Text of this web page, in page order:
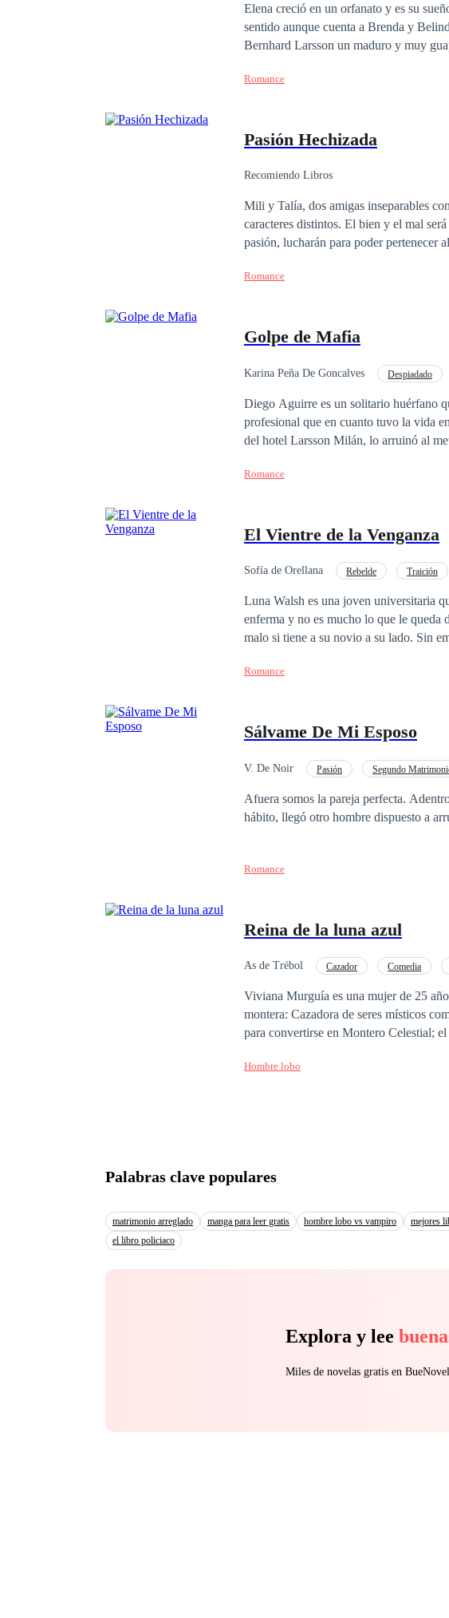
Elena creció en un orfanato y es su
sentido aunque cuenta a Brenda y
Bernhard Larsson un maduro y muy
apuesto arquitecto y ella no podrá
Romance
Pasión Hechizada
Recomiendo Libros
Mili y Talía, dos amigas inseparables con sueños y
caracteres distintos. El bien y el mal será el detonante de esta novela, donde ambas, sumergidas por una misma
pasión, lucharán para poder pertenecer al
pasión hechizada.
Romance
Golpe de Mafia
Karina Peña De Goncalves Despiadado
Diego Aguirre es un solitario huérfano
profesional que en cuanto tuvo la vida
del hotel Larsson Milán, lo arruinó al
millonaria, hermosa y valiente que ha
no todo lo que brilla es oro, no podemos
intensa historia
Romance
El Vientre de la Venganza
Sofía de Orellana Rebelde Traición
Luna Walsh es una joven universitaria que trata salir adelante prácticamente sola, puesto
enferma y no es mucho lo que le queda
malo si tiene a su novio a su lado. Sin
quien recurrir, se topa con el anuncio
porque las relaciones no son lo suyo.
a su heredero… hasta que una verdad
Romance
Sálvame De Mi Esposo
V. De Noir Pasión Segundo
Afuera somos la pareja perfecta.
hábito, llegó otro hombre dispuesto a
Romance
Reina de la luna azul
As de Trébol Cazador Comedia
Viviana Murguía es una mujer de 25
montera: Cazadora de seres místicos
para convertirse en Montero Celestial;
Lucas, el hombre del que siempre
enfrenta a la misteriosa muerte de su
Hombre lobo
Palabras clave populares
matrimonio arreglado manga para leer gratis hombre lobo vs vampiro mejores
el libro policiaco
Explora y lee
Miles de novelas gratis en